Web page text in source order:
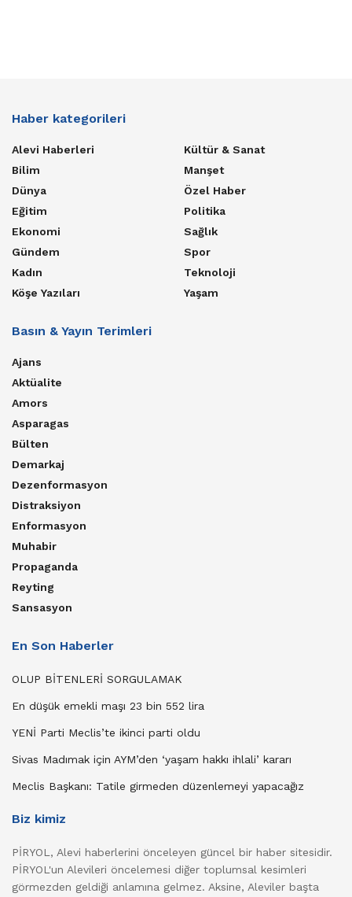
Haber kategorileri
Alevi Haberleri
Bilim
Dünya
Eğitim
Ekonomi
Gündem
Kadın
Köşe Yazıları
Kültür & Sanat
Manşet
Özel Haber
Politika
Sağlık
Spor
Teknoloji
Yaşam
Basın & Yayın Terimleri
Ajans
Aktüalite
Amors
Asparagas
Bülten
Demarkaj
Dezenformasyon
Distraksiyon
Enformasyon
Muhabir
Propaganda
Reyting
Sansasyon
En Son Haberler
OLUP BİTENLERİ SORGULAMAK
En düşük emekli maşı 23 bin 552 lira
YENİ Parti Meclis’te ikinci parti oldu
Sivas Madımak için AYM’den ‘yaşam hakkı ihlali’ kararı
Meclis Başkanı: Tatile girmeden düzenlemeyi yapacağız
Biz kimiz
PİRYOL, Alevi haberlerini önceleyen güncel bir haber sitesidir.
PİRYOL'un Alevileri öncelemesi diğer toplumsal kesimleri
görmezden geldiği anlamına gelmez. Aksine, Aleviler başta